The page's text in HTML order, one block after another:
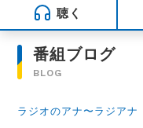
聴く
番組ブログ
BLOG
ラジオのアナ〜ラジアナ